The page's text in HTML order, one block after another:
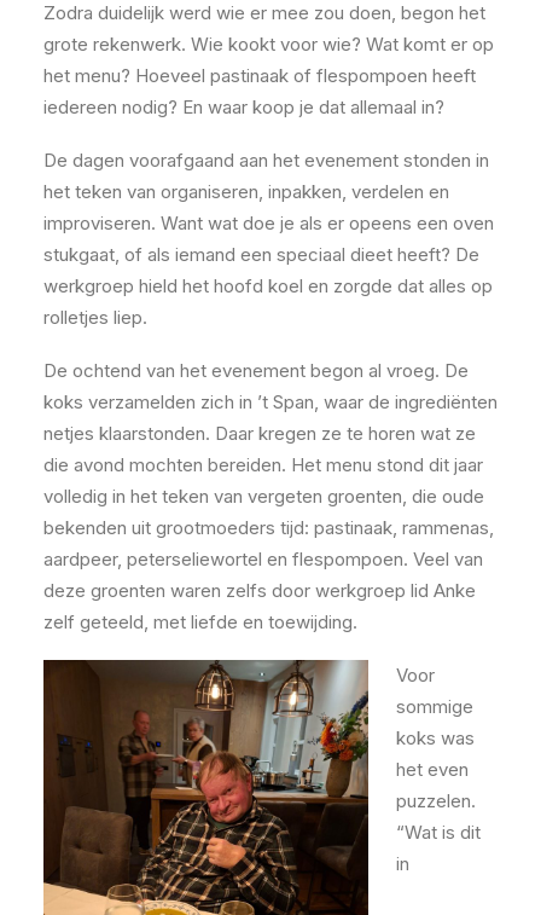
Zodra duidelijk werd wie er mee zou doen, begon het
grote rekenwerk. Wie kookt voor wie? Wat komt er op
het menu? Hoeveel pastinaak of flespompoen heeft
iedereen nodig? En waar koop je dat allemaal in?
De dagen voorafgaand aan het evenement stonden in
het teken van organiseren, inpakken, verdelen en
improviseren. Want wat doe je als er opeens een oven
stukgaat, of als iemand een speciaal dieet heeft? De
werkgroep hield het hoofd koel en zorgde dat alles op
rolletjes liep.
De ochtend van het evenement begon al vroeg. De
koks verzamelden zich in ’t Span, waar de ingrediënten
netjes klaarstonden. Daar kregen ze te horen wat ze
die avond mochten bereiden. Het menu stond dit jaar
volledig in het teken van vergeten groenten, die oude
bekenden uit grootmoeders tijd: pastinaak, rammenas,
aardpeer, peterseliewortel en flespompoen. Veel van
deze groenten waren zelfs door werkgroep lid Anke
zelf geteeld, met liefde en toewijding.
Voor
sommige
koks was
het even
puzzelen.
“Wat is dit
in